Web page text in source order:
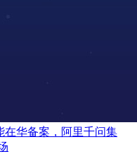
在华备案，阿里千问集